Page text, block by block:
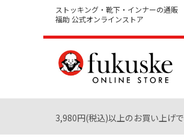
ストッキング・靴下・インナーの通販
福助 公式オンラインストア
3,980円(税込)以上のお買い上げで